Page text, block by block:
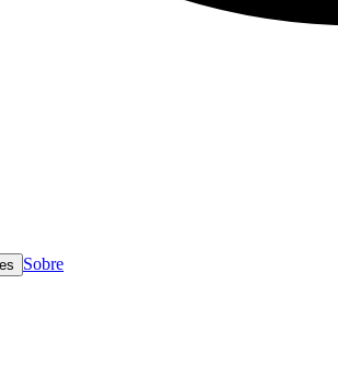
Sobre